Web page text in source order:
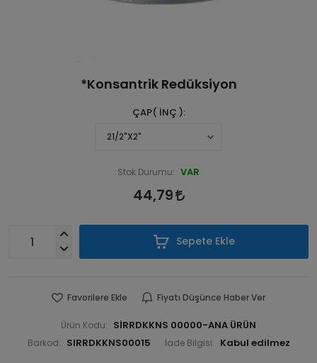
*Konsantrik Redüksiyon
ÇAP( İNÇ )
Stok Durumu: VAR
44,79
Sepete Ekle
Favorilere Ekle Fiyatı Düşünce Haber Ver
Ürün Kodu: SİRRDKKNS 00000-ANA ÜRÜN
Barkod: SIRRDKKNS00015 İade Bilgisi: